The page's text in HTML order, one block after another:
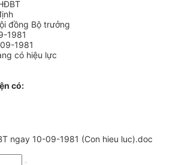
đồng Bộ trưởng
1981
1981
có hiệu lực
có:
ngay 10-09-1981 (Con hieu luc).doc